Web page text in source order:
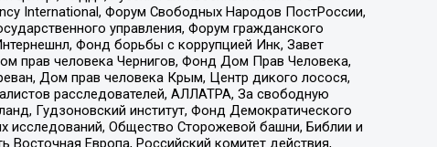
International, Форум Свободных Народов ПостРоссии,
управления, Форум гражданского
Фонд борьбы с коррупцией Инк, Завет
прав человека Чернигов, Фонд Дом Прав Человека,
Дом прав человека Крым, Центр дикого лосося,
расследователей, АЛЛАТРА, За свободную
Гудзоновский институт, Фонд Демократического
исследований, Общество Сторожевой башни, Библии и
Восточная Европа, Российский комитет действия,